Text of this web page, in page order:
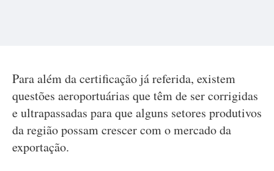
Para além da certificação já referida, existem
questões aeroportuárias que têm de ser corrigidas
e ultrapassadas para que alguns setores produtivos
da região possam crescer com o mercado da
exportação.